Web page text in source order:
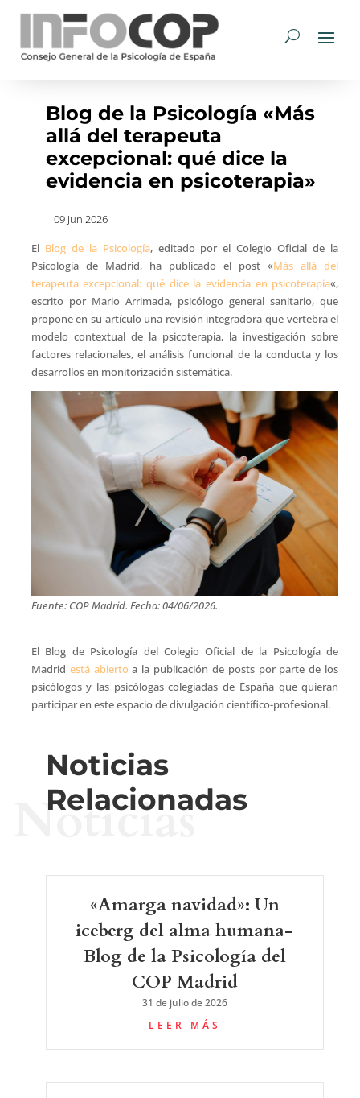
Blog de la Psicología «Más
allá del terapeuta
excepcional: qué dice la
evidencia en psicoterapia»
09 Jun 2026
El Blog de la Psicología, editado por el Colegio Oficial de la
Psicología de Madrid, ha publicado el post «Más allá del
terapeuta excepcional: qué dice la evidencia en psicoterapia«,
escrito por Mario Arrimada, psicólogo general sanitario, que
propone en su artículo una revisión integradora que vertebra el
modelo contextual de la psicoterapia, la investigación sobre
factores relacionales, el análisis funcional de la conducta y los
desarrollos en monitorización sistemática.
Fuente: COP Madrid. Fecha: 04/06/2026.
El Blog de Psicología del Colegio Oficial de la Psicología de
Madrid está abierto a la publicación de posts por parte de los
psicólogos y las psicólogas colegiadas de España que quieran
participar en este espacio de divulgación científico-profesional.
Noticias
Relacionadas
Noticias
«Amarga navidad»: Un
iceberg del alma humana-
Blog de la Psicología del
COP Madrid
31 de julio de 2026
LEER MÁS